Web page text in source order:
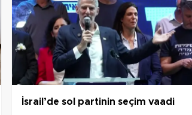
İsrail’de sol partinin seçim vaadi